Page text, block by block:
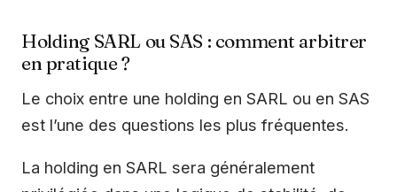
Holding SARL ou SAS : comment arbitrer
en pratique ?
Le choix entre une holding en SARL ou en SAS
est l’une des questions les plus fréquentes.
La holding en SARL sera généralement